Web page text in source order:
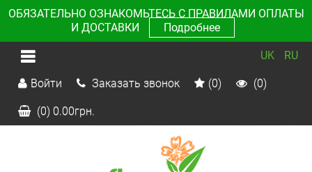
ОБЯЗАТЕЛЬНО ОЗНАКОМЬТЕСЬ С ПРАВИЛАМИ ОПЛАТЫ
И ДОСТАВКИ
Подробнее
UK RU
Войти Заказать звонок (0) (0)
(0) 0.00грн.